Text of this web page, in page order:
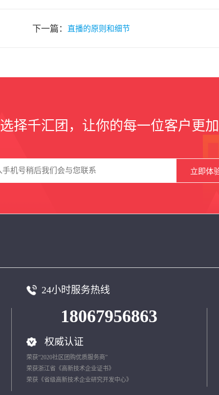
下一篇： 直播的原则和细节
择千汇团，让你的每一位客户更
立即体
24小时服务热线
18067956863
权威认证
荣获“2020社区团购优质服务商”
荣获浙江省《高新技术企业证书》
荣获《省级高新技术企业研究开发中心》